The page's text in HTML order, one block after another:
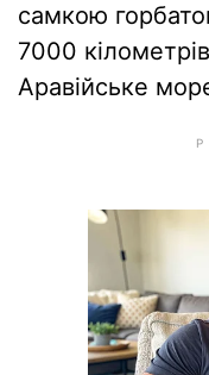
самкою
7000
Аравійське